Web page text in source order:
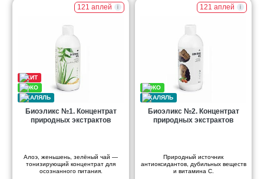
121 аплей
Биоэликс №1. Концентрат
природных экстрактов
Алоэ, женьшень, зелёный чай —
тонизирующий концентрат для
осознанного питания.
121 аплей
Биоэликс №2. Концентрат
природных экстрактов
Природный источник
антиоксидантов, дубильных веществ
и витамина С.